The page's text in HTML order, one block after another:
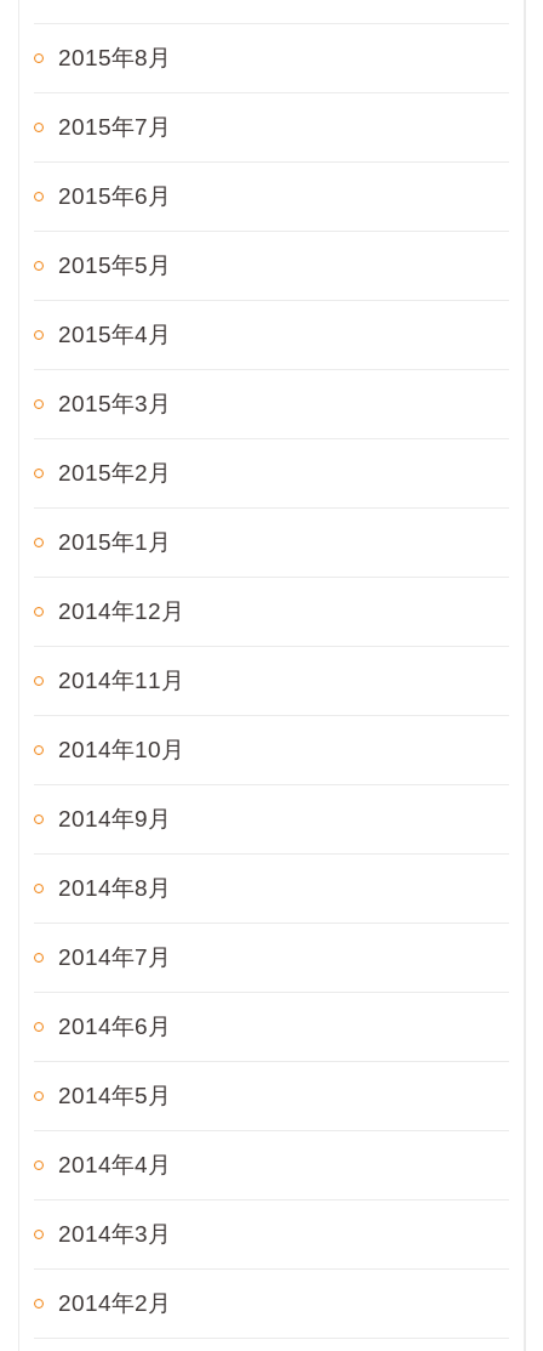
2015年8月
2015年7月
2015年6月
2015年5月
2015年4月
2015年3月
2015年2月
2015年1月
2014年12月
2014年11月
2014年10月
2014年9月
2014年8月
2014年7月
2014年6月
2014年5月
2014年4月
2014年3月
2014年2月